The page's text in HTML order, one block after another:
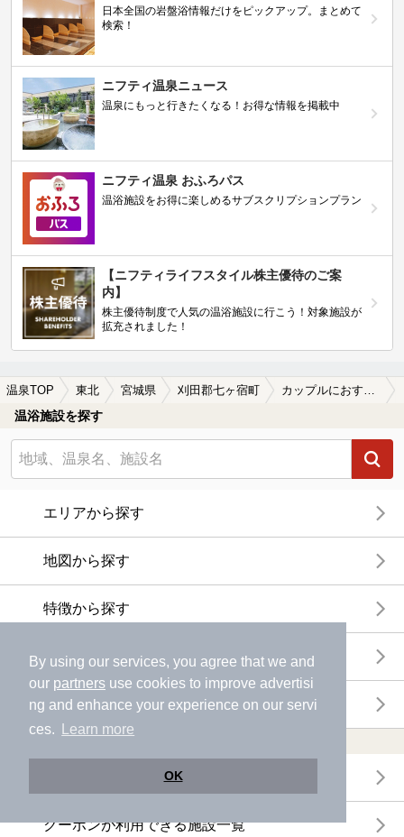
By using our services, you agree that we and
our partners use cookies to improve advertisi
ng and enhance your experience on our servi
ces.
Learn more
OK
日本全国の岩盤浴情報だけをピックアップ。まとめて
検索！
ニフティ温泉ニュース
温泉にもっと行きたくなる！お得な情報を掲載中
ニフティ温泉 おふろパス
温浴施設をお得に楽しめるサブスクリプションプラン
【ニフティライフスタイル株主優待のご案
内】
株主優待制度で人気の温浴施設に行こう！対象施設が
拡充されました！
温泉TOP 東北 宮城県 刈田郡七ヶ宿町 カップルにおすすめの刈田郡七ヶ宿町の温泉、日帰り温泉、スーパー銭湯おすすめ
温浴施設を探す
エリアから探す
地図から探す
特徴から探す
温泉地から探す
関連キーワードから探す
電子チケットが利用できる施設一覧
クーポンが利用できる施設一覧